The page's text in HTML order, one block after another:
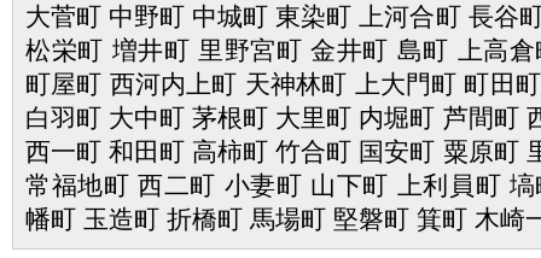
大菅町 中野町 中城町 東染町 上河合町 長谷
松栄町 増井町 里野宮町 金井町 島町 上高
町屋町 西河内上町 天神林町 上大門町 町田
白羽町 大中町 茅根町 大里町 内堀町 芦間町
西一町 和田町 高柿町 竹合町 国安町 粟原町
常福地町 西二町 小妻町 山下町 上利員町
幡町 玉造町 折橋町 馬場町 堅磐町 箕町 木崎